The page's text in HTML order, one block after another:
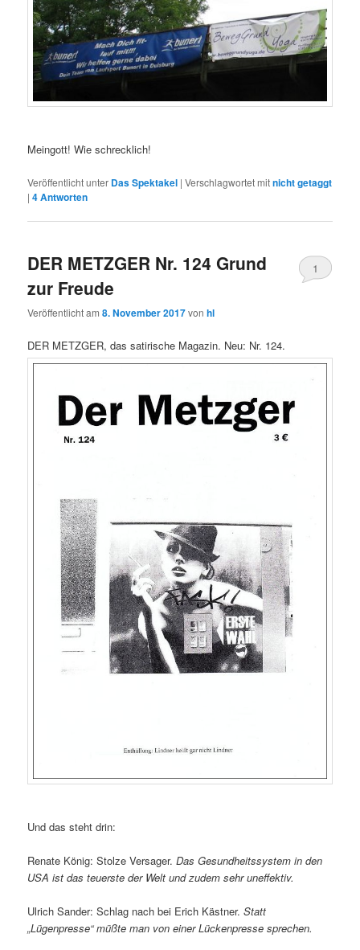
Meingott! Wie schrecklich!
Veröffentlicht unter Das Spektakel |Verschlagwortet mitnicht getaggt
|4Antworten
DER METZGER Nr. 124 Grund
zur Freude
Veröffentlicht am8. November 2017vonhl
1
DER METZGER, das satirische Magazin. Neu: Nr. 124.
Und das steht drin:
Renate König: Stolze Versager.Das Gesundheitssystem in den
USA ist das teuerste der Welt und zudem sehr uneffektiv.
Ulrich Sander: Schlag nach bei Erich Kästner. Statt
„Lügenpresse“ müßte man von einer Lückenpresse sprechen.